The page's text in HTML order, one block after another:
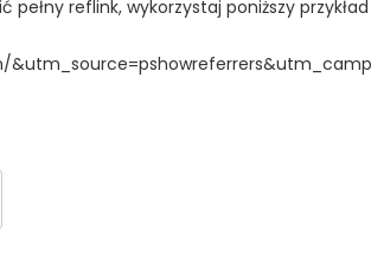
pełny reflink, wykorzystaj poniższy